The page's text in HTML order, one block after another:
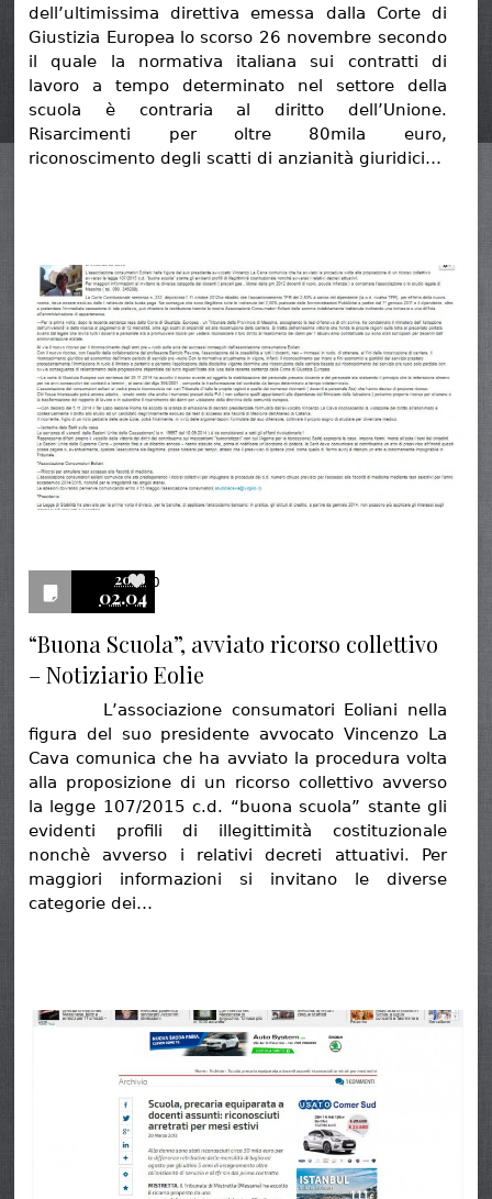
dell’ultimissima direttiva emessa dalla Corte di
Giustizia Europea lo scorso 26 novembre secondo
il quale la normativa italiana sui contratti di
lavoro a tempo determinato nel settore della
scuola è contraria al diritto dell’Unione.
Risarcimenti per oltre 80mila euro,
riconoscimento degli scatti di anzianità giuridici…
2016
02.04
0
“Buona Scuola”, avviato ricorso collettivo
– Notiziario Eolie
L’associazione consumatori Eoliani nella
figura del suo presidente avvocato Vincenzo La
Cava comunica che ha avviato la procedura volta
alla proposizione di un ricorso collettivo avverso
la legge 107/2015 c.d. “buona scuola” stante gli
evidenti profili di illegittimità costituzionale
nonchè avverso i relativi decreti attuativi. Per
maggiori informazioni si invitano le diverse
categorie dei…